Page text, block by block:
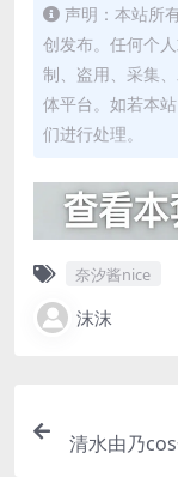
声明：本站所
创发布。任何个
制、盗用、采集
体平台。如若本
们进行处理。
奈汐酱nice
沫沫
清水由乃